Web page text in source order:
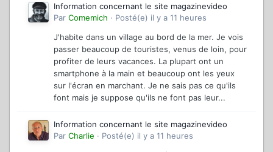
Information concernant le site magazinevideo
Par Comemich · Posté(e) il y a 11 heures
J'habite dans un village au bord de la mer. Je vois
passer beaucoup de touristes, venus de loin, pour
profiter de leurs vacances. La plupart ont un
smartphone à la main et beaucoup ont les yeux
sur l'écran en marchant. Je ne sais pas ce qu'ils
font mais je suppose qu'ils ne font pas leur...
Information concernant le site magazinevideo
Par Charlie · Posté(e) il y a 11 heures